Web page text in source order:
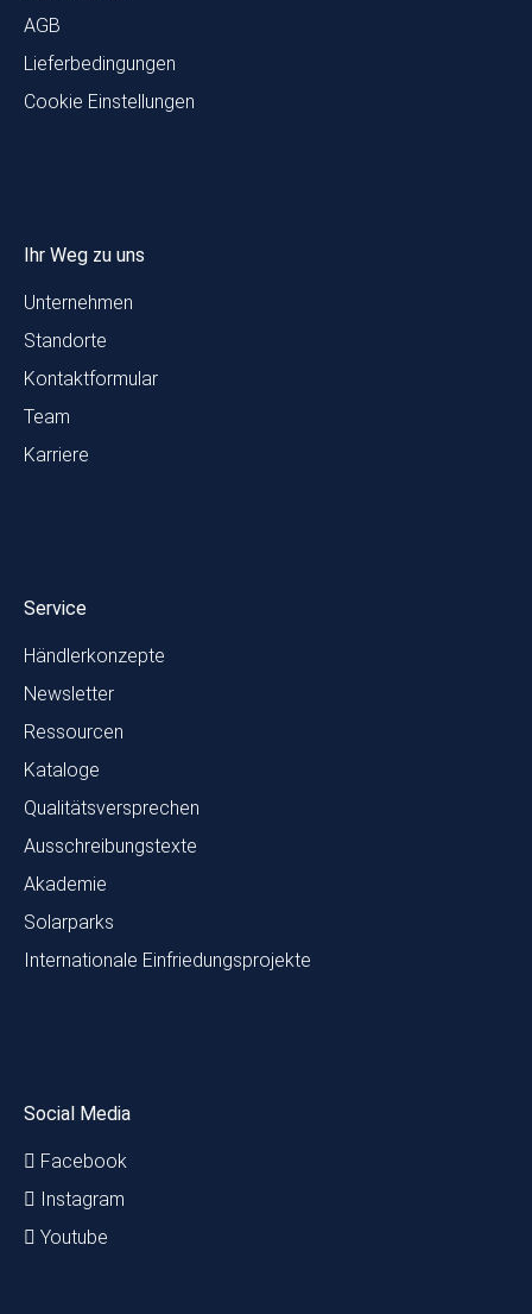
AGB
Lieferbedingungen
Cookie Einstellungen
Ihr Weg zu uns
Unternehmen
Standorte
Kontaktformular
Team
Karriere
Service
Händlerkonzepte
Newsletter
Ressourcen
Kataloge
Qualitätsversprechen
Ausschreibungstexte
Akademie
Solarparks
Internationale Einfriedungsprojekte
Social Media
Facebook
Instagram
Youtube